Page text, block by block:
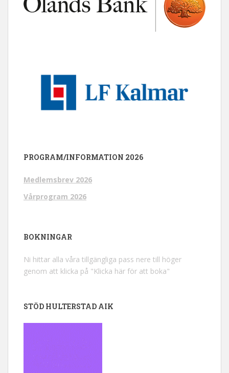
PROGRAM/INFORMATION 2026
Medlemsbrev 2026
Vårprogram 2026
BOKNINGAR
Ni hittar alla våra tillgängliga pass nere till höger
genom att klicka på "Klicka här för att boka"
STÖD HULTERSTAD AIK